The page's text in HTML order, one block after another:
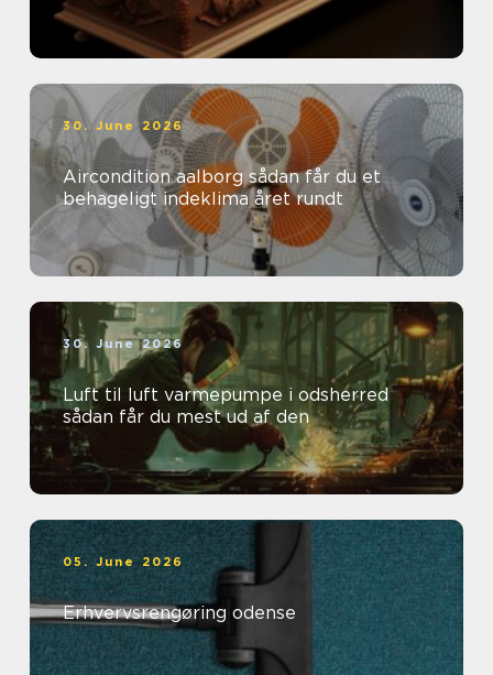
30. June 2026
Aircondition aalborg sådan får du et
behageligt indeklima året rundt
30. June 2026
Luft til luft varmepumpe i odsherred
sådan får du mest ud af den
05. June 2026
Erhvervsrengøring odense